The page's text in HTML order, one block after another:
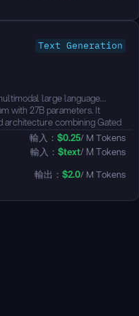
agents, visual
benchmarks, surpassing
A22B on multiple metrics.
supports tool calling, and
Text Generation
large language
with 27B parameters. It
architecture combining Gated
Attention, natively supporting
up to ~1M tokens. The
language capabilities
supporting text, image, and
performance across
輸入： $0.25/ M Tokens
輸入： $text/ M Tokens
輸出： $2.0/ M Tokens